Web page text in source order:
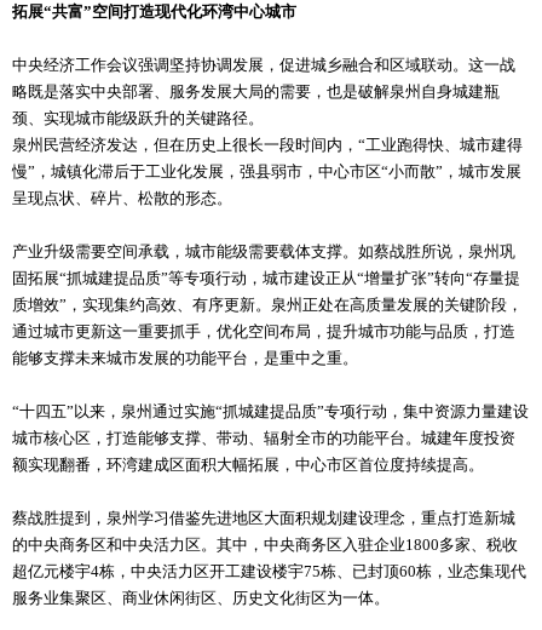
拓展“共富”空间打造现代化环湾中心城市
中央经济工作会议强调坚持协调发展，促进城乡融合和区域联动。这一战
略既是落实中央部署、服务发展大局的需要，也是破解泉州自身城建瓶
颈、实现城市能级跃升的关键路径。
泉州民营经济发达，但在历史上很长一段时间内，“工业跑得快、城市建得
慢”，城镇化滞后于工业化发展，强县弱市，中心市区“小而散”，城市发展
呈现点状、碎片、松散的形态。
产业升级需要空间承载，城市能级需要载体支撑。如蔡战胜所说，泉州巩
固拓展“抓城建提品质”等专项行动，城市建设正从“增量扩张”转向“存量提
质增效”，实现集约高效、有序更新。泉州正处在高质量发展的关键阶段，
通过城市更新这一重要抓手，优化空间布局，提升城市功能与品质，打造
能够支撑未来城市发展的功能平台，是重中之重。
“十四五”以来，泉州通过实施“抓城建提品质”专项行动，集中资源力量建设
城市核心区，打造能够支撑、带动、辐射全市的功能平台。城建年度投资
额实现翻番，环湾建成区面积大幅拓展，中心市区首位度持续提高。
蔡战胜提到，泉州学习借鉴先进地区大面积规划建设理念，重点打造新城
的中央商务区和中央活力区。其中，中央商务区入驻企业1800多家、税收
超亿元楼宇4栋，中央活力区开工建设楼宇75栋、已封顶60栋，业态集现代
服务业集聚区、商业休闲街区、历史文化街区为一体。